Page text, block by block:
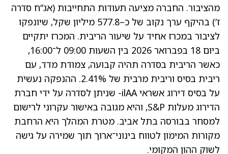
מהציבור. החברה מציעה תעודות התחייבות (אג”ח סדרה
ז’) בהיקף ערך נקוב של כ–577.8 מיליון שקל, שיונפקו
לציבור במכרז אחיד על שיעור הריבית. המכרז יתקיים
ביום 18 בפברואר 2026 בין השעות 09:00 ל־16:00,
כאשר הריבית בסדרה תהיה קבועה, צמודת מדד, עם
ריבית בסיס וריבית מרבית של 2.41%. ההנפקה נעשית
על בסיס דירוג אשראי ilAA- שניתן לסדרה על ידי חברת
הדירוג מעלות S&P, והיא מגובה באישור עקרוני לרישום
למסחר בבורסה בתל אביב. מטרת המהלך היא הרחבת
מקורות המימון לטווח בינוני־ארוך תוך שמירה על גישה
לשוק ההון המקומי.